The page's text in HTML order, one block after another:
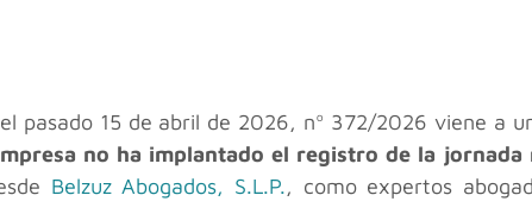
pasado 15 de abril de 2026, nº 372/2026 viene a
no ha implantado el registro de la
Belzuz Abogados, S.L.P., como expertos